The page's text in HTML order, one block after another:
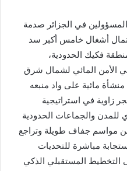
كبار المسؤولين في الجزائر صدمة
أشغال خامس أكبر سد
فكيك الحدودية،
الأمن المائي لشمال شرق
مائية على واد منبعه
زاوية في استراتيجية
للمدن والجماعات الحدودية
مواسم جفاف طويلة وتراجع
مباشرة للتحديات
التخطيط المستقبلي الذكي